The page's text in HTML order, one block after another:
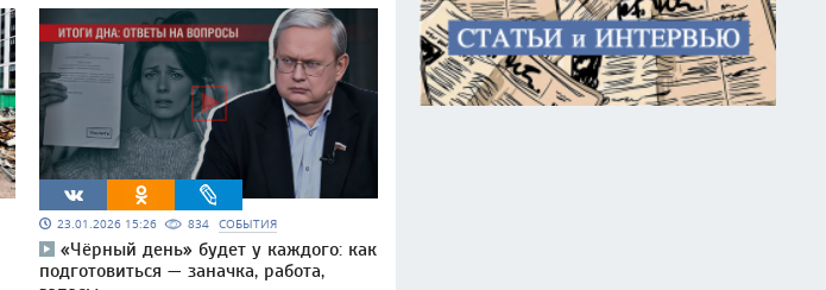
23.01.2026 15:26 834 СОБЫТИЯ
«Чёрный день» будет у каждого: как
подготовиться — заначка, работа,